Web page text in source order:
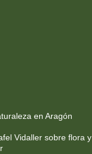
en Aragón
Vidaller sobre flora y